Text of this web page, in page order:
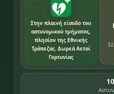
Στην πλαινή είσοδο του
αστυνομικού τμήματος,
πλησίον της Εθνικής
Τράπεζας. Δωρεά Αετοί
Γορτυνίας